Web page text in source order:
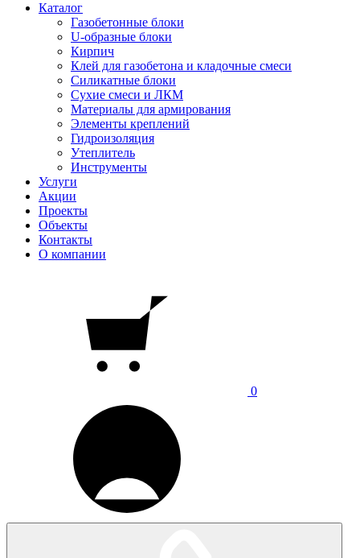
Каталог
Газобетонные блоки
U-образные блоки
Кирпич
Клей для газобетона и кладочные смеси
Силикатные блоки
Сухие смеси и ЛКМ
Материалы для армирования
Элементы креплений
Гидроизоляция
Утеплитель
Инструменты
Услуги
Акции
Проекты
Объекты
Контакты
О компании
0